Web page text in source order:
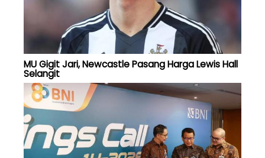
MU Gigit Jari, Newcastle Pasang Harga Lewis Hall
Selangit